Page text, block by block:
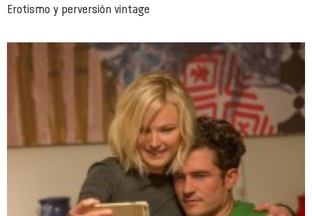
Erotismo y perversión vintage